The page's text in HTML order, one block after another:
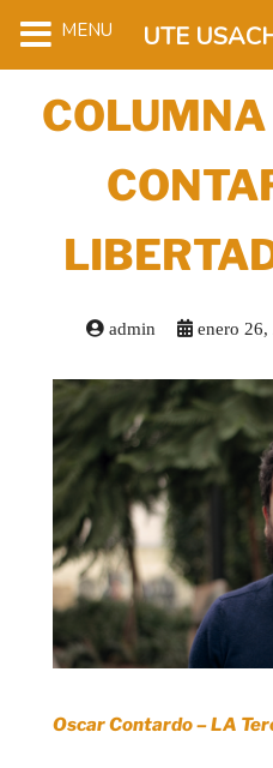
COLUMNA
admin enero 26,
Oscar Contardo – LA
MENU UTE